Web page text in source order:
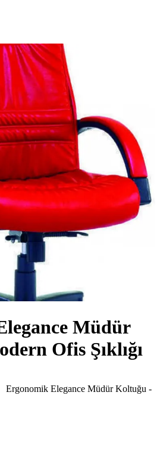
Müdür
Ofis Şıklığı
Ergonomik Elegance Müdür Koltuğu -